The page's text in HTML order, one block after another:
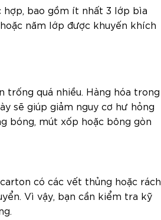
bao gồm ít nhất 3 lớp bìa
năm lớp được khuyến khích
trống quá nhiều. Hàng hóa trong
sẽ giúp giảm nguy cơ hư hỏng
bóng, mút xốp hoặc bông gòn
có các vết thủng hoặc rách
Vì vậy, bạn cần kiểm tra kỹ